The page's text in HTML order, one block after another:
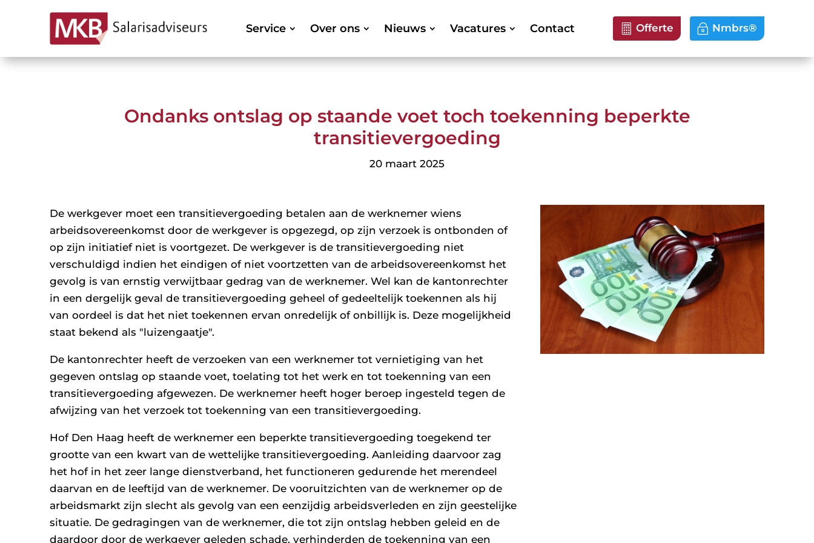
Service Over ons Nieuws Vacatures Contact Offerte Nmbrs®
Ondanks ontslag op staande voet toch toekenning beperkte
transitievergoeding
20 maart 2025
De werkgever moet een transitievergoeding betalen aan de werknemer wiens
arbeidsovereenkomst door de werkgever is opgezegd, op zijn verzoek is ontbonden of
op zijn initiatief niet is voortgezet. De werkgever is de transitievergoeding niet
verschuldigd indien het eindigen of niet voortzetten van de arbeidsovereenkomst het
gevolg is van ernstig verwijtbaar gedrag van de werknemer. Wel kan de kantonrechter
in een dergelijk geval de transitievergoeding geheel of gedeeltelijk toekennen als hij
van oordeel is dat het niet toekennen ervan onredelijk of onbillijk is. Deze mogelijkheid
staat bekend als "luizengaatje".
De kantonrechter heeft de verzoeken van een werknemer tot vernietiging van het
gegeven ontslag op staande voet, toelating tot het werk en tot toekenning van een
transitievergoeding afgewezen. De werknemer heeft hoger beroep ingesteld tegen de
afwijzing van het verzoek tot toekenning van een transitievergoeding.
Hof Den Haag heeft de werknemer een beperkte transitievergoeding toegekend ter
grootte van een kwart van de wettelijke transitievergoeding. Aanleiding daarvoor zag
het hof in het zeer lange dienstverband, het functioneren gedurende het merendeel
daarvan en de leeftijd van de werknemer. De vooruitzichten van de werknemer op de
arbeidsmarkt zijn slecht als gevolg van een eenzijdig arbeidsverleden en zijn geestelijke
situatie. De gedragingen van de werknemer, die tot zijn ontslag hebben geleid en de
daardoor door de werkgever geleden schade, verhinderden de toekenning van een